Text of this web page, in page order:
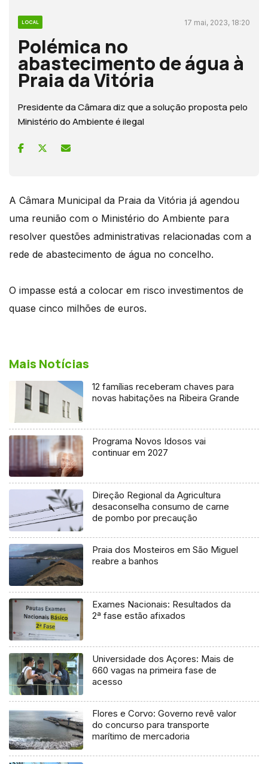
LOCAL 17 mai, 2023, 18:20
Polémica no
abastecimento de água à
Praia da Vitória
Presidente da Câmara diz que a solução proposta pelo
Ministério do Ambiente é ilegal
A Câmara Municipal da Praia da Vitória já agendou
uma reunião com o Ministério do Ambiente para
resolver questões administrativas relacionadas com a
rede de abastecimento de água no concelho.
O impasse está a colocar em risco investimentos de
quase cinco milhões de euros.
Mais Notícias
12 famílias receberam chaves para
novas habitações na Ribeira Grande
Programa Novos Idosos vai
continuar em 2027
Direção Regional da Agricultura
desaconselha consumo de carne
de pombo por precaução
Praia dos Mosteiros em São Miguel
reabre a banhos
Exames Nacionais: Resultados da
2ª fase estão afixados
Universidade dos Açores: Mais de
660 vagas na primeira fase de
acesso
Flores e Corvo: Governo revê valor
do concurso para transporte
marítimo de mercadoria